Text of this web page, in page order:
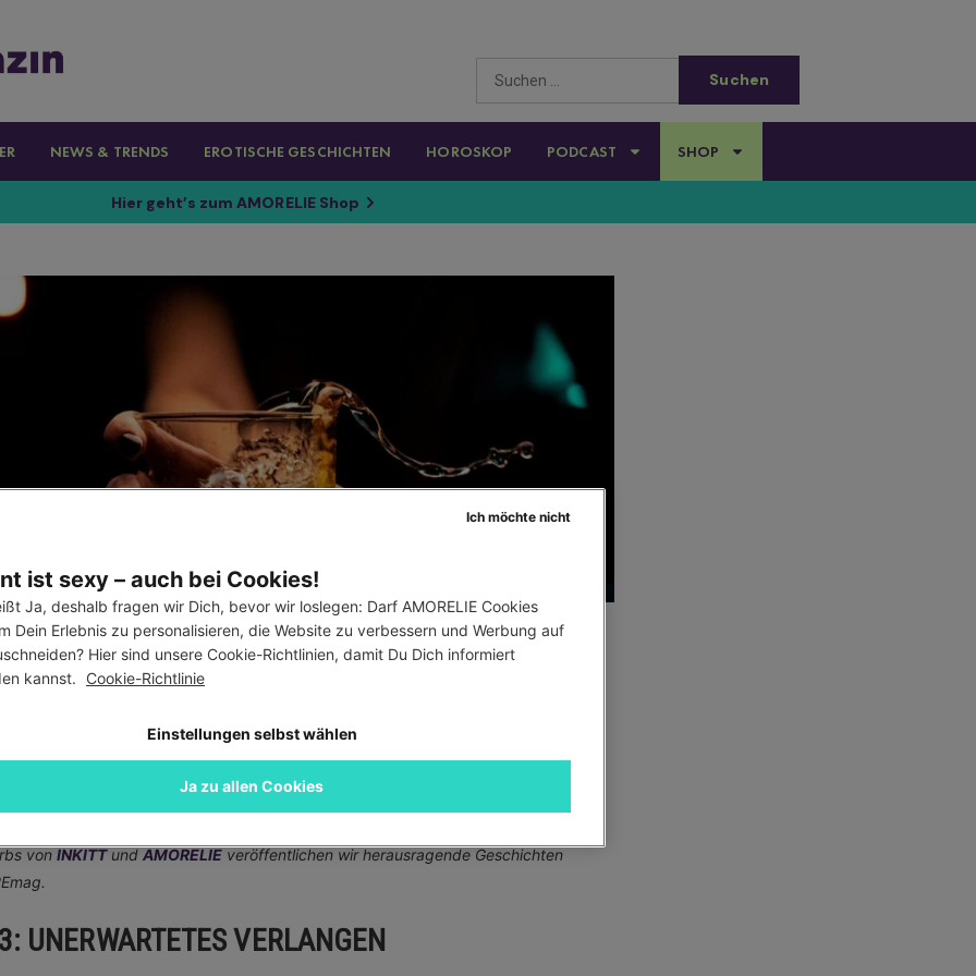
NEWS & TRENDS EROTISCHE GESCHICHTEN HOROSKOP PODCAST SHOP
Hier geht’s zum AMORELIE Shop
30.939 Ansichten
SCHREIBWETTBEWERB: EROTISCHE
“UNERWARTETES VERLANGEN”
Ergebnisse einer einzigartigen Zusammenarbeit! Im Rahmen des
von INKITTund AMORELIE veröffentlichen wir herausragende Geschichten
UNERWARTETES VERLANGEN
ist sexy – auch bei Cookies!
Ja, deshalb fragen wir Dich, bevor wir loslegen: Darf AMORELIE Cookies
Dein Erlebnis zu personalisieren, die Website zu verbessern und Werbung auf
Hier sind unsere Cookie-Richtlinien, damit Du Dich informiert
kannst.
Cookie-Richtlinie
Einstellungen selbst wählen
Ich möchte nicht
Ja zu allen Cookies